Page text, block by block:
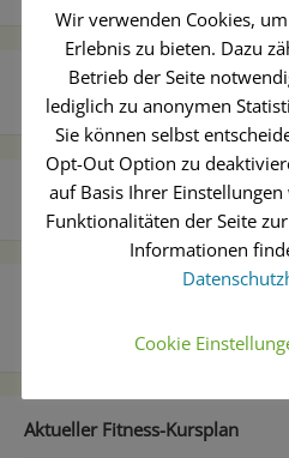
Licht am Ende des Tunnels?
Aktueller Fitness-Kursplan
Wir verwenden Cookies,
Erlebnis zu bieten. Dazu
Betrieb der Seite
lediglich zu anonymen
Sie können selbst
Opt-Out Option zu
auf Basis Ihrer
Funktionalitäten der Seite
Informationen
Cookie